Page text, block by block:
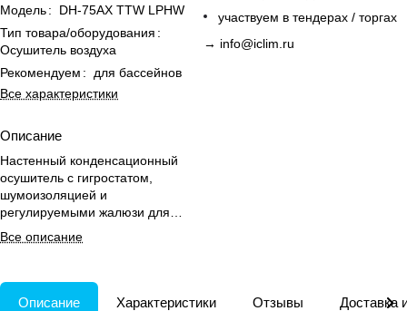
Модель:
DH-75AX TTW LPHW
Тип товара/оборудования :
Осушитель воздуха
Рекомендуем :
для бассейнов
Все характеристики
Описание
Настенный конденсационный
осушитель с гигростатом,
шумоизоляцией и
регулируемыми жалюзи для
бассейнов и небольших
помещений.
Все описание
участвуем в тендерах / торгах
→ info@iclim.ru
Описание Характеристики Отзывы Доставка